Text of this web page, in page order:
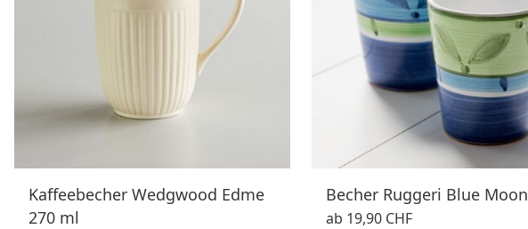
Kaffeebecher Wedgwood Edme
270 ml
Becher Ruggeri Blue Moon
ab 19,90 CHF